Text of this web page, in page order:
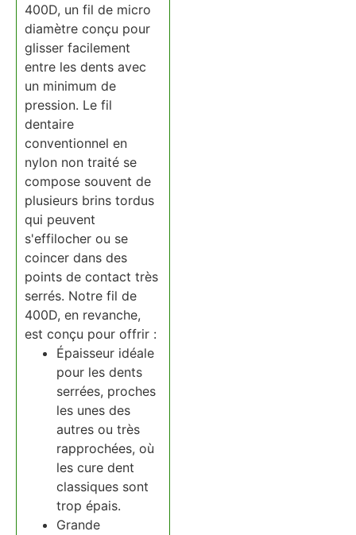
400D, un fil de micro
diamètre conçu pour
glisser facilement
entre les dents avec
un minimum de
pression. Le fil
dentaire
conventionnel en
nylon non traité se
compose souvent de
plusieurs brins tordus
qui peuvent
s'effilocher ou se
coincer dans des
points de contact très
serrés. Notre fil de
400D, en revanche,
est conçu pour offrir :
Épaisseur idéale
pour les dents
serrées, proches
les unes des
autres ou très
rapprochées, où
les cure dent
classiques sont
trop épais.
Grande